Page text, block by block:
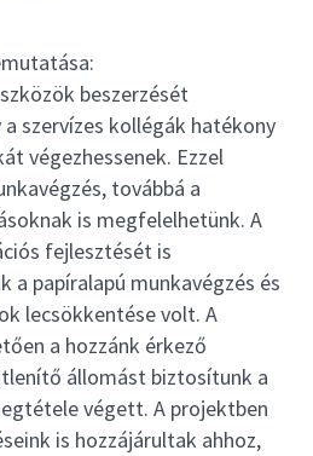
beszerzését
szervízes kollégák hatékony
végezhessenek. Ezzel
továbbá a
is megfelelhetünk. A
fejlesztését is
a papíralapú munkavégzés és
lecsökkentése volt. A
a hozzánk érkező
állomást biztosítunk a
végett. A projektben
is hozzájárultak ahhoz,